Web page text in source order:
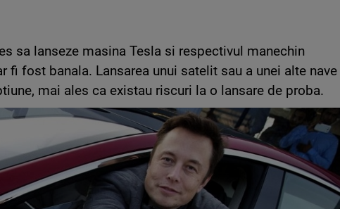
sa lanseze masina Tesla si respectivul manechin
fi fost banala. Lansarea unui satelit sau a unei alte nave
mai ales ca existau riscuri la o lansare de proba.